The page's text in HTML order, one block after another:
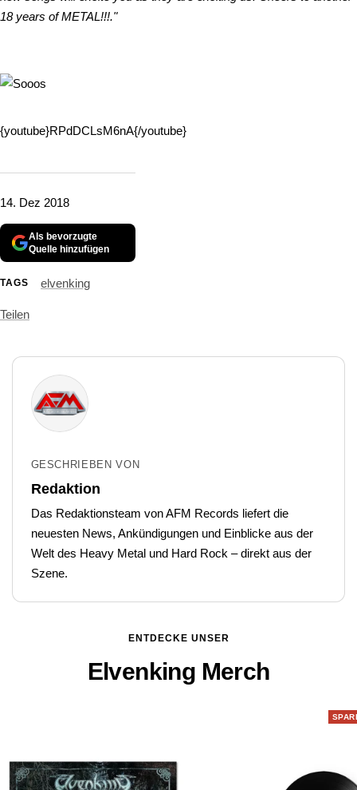
14. Dez 2018
Als bevorzugte
Quelle hinzufügen
TAGS elvenking
Teilen
18 years of METAL!!!."
{youtube}RPdDCLsM6nA{/youtube}
GESCHRIEBEN VON
Redaktion
Das Redaktionsteam von AFM Records liefert die
neuesten News, Ankündigungen und Einblicke aus der
Welt des Heavy Metal und Hard Rock – direkt aus der
Szene.
ENTDECKE UNSER
Elvenking Merch